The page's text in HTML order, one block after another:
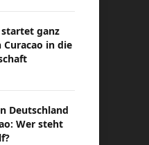
ganz
in die
Deutschland
Wer steht